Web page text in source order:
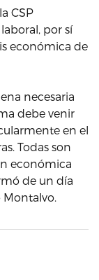
CSP
por sí
económica de
necesaria
debe venir
en el
Todas son
económica
de un día
Montalvo.